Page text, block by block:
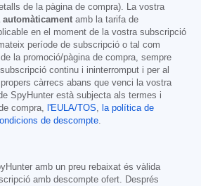
de la pàgina de compra). La vostra
automàticament amb la tarifa de
en el moment de la vostra subscripció
període de subscripció o tal com
la promoció/pàgina de compra, sempre
continu i ininterromput i per al
càrrecs abans que venci la vostra
SpyHunter està subjecta als termes i
compra,
l'EULA/TOS
la política de
de descompte
amb un preu rebaixat és vàlida
amb descompte ofert. Després